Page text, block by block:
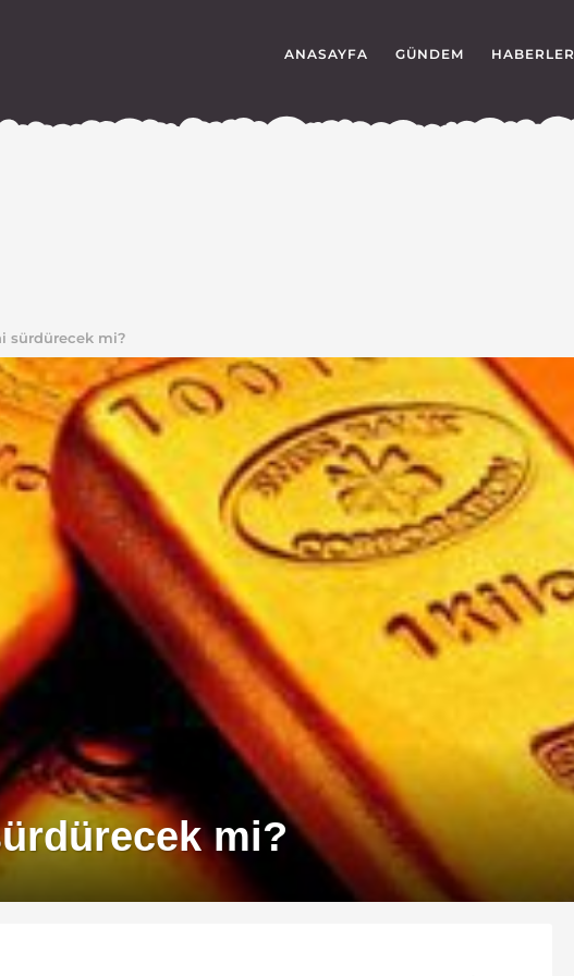
ANASAYFA GÜNDEM HABERLER
sürdürecek mi?
mi?